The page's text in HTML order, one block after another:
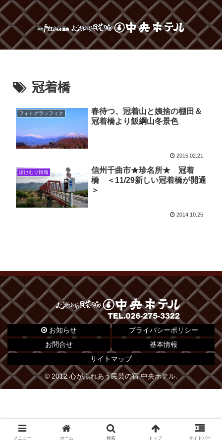
冠着橋
フォトグラッフィク
春待つ、冠着山と姨捨の棚田＆
冠着橋より飯綱山冬景色
2015.02.21
湯けむり情報
信州千曲市★珍名所★ 冠着
橋 ＜11/29新しい冠着橋が開通
＞
2014.10.25
お知らせ
プライバシーポリシー
お問合せ
基本情報
サイトマップ
© 2012 心がふれあう民芸の宿 中央ホテル.
メニュー ホーム 検索 トップ サイドバー